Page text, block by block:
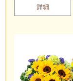
詳細